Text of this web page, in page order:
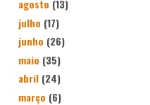
agosto (13)
julho (17)
junho (26)
maio (35)
abril (24)
março (6)